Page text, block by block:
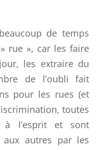
de temps
rue », car les faire
les extraire du
de l’oubli fait
pour les rues (et
toutes
à l’esprit et sont
aux autres par les